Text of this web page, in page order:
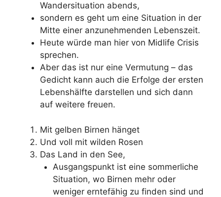
Wandersituation abends,
sondern es geht um eine Situation in der
Mitte einer anzunehmenden Lebenszeit.
Heute würde man hier von Midlife Crisis
sprechen.
Aber das ist nur eine Vermutung – das
Gedicht kann auch die Erfolge der ersten
Lebenshälfte darstellen und sich dann
auf weitere freuen.
Mit gelben Birnen hänget
Und voll mit wilden Rosen
Das Land in den See,
Ausgangspunkt ist eine sommerliche
Situation, wo Birnen mehr oder
weniger erntefähig zu finden sind und